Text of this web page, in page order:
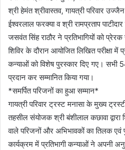
श्री हेमंत श्रीवास्तव, गायत्री परिवार
ईश्वरलाल फरक्या व श्री रामप्रताप
जसवंत सिंह राठौर ने प्रतिभागियों को
शिविर के दौरान आयोजित लिखित परीक्षा में
कन्याओं को विशेष पुरस्कार दिए गए। सभी
प्रदान कर सम्मानित किया गया।
*समर्पित परिजनों का हुआ सम्मान*
गायत्री परिवार ट्रस्ट मनासा के मुख्य
तहसील संयोजक श्री बंशीलाल कछावा
वाले परिजनों और अभिभावकों का तिलक एवं
कार्यक्रम में प्रतिभागी कन्याओं ने अपनी